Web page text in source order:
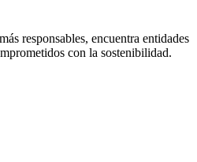
responsables, encuentra entidades
con la sostenibilidad.